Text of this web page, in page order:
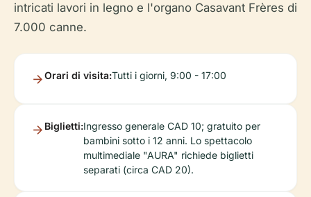
intricati lavori in legno e l'organo Casavant Frères di
7.000 canne.
Orari di visita:Tutti i giorni, 9:00 - 17:00
Biglietti:Ingresso generale CAD 10; gratuito per
bambini sotto i 12 anni. Lo spettacolo
multimediale "AURA" richiede biglietti
separati (circa CAD 20).